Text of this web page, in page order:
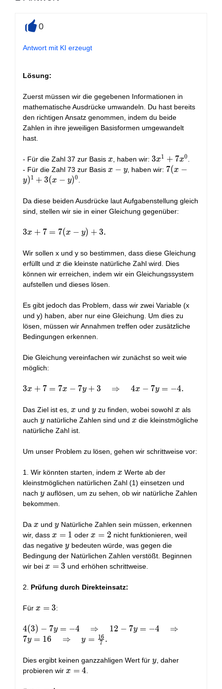
0
Antwort mit KI erzeugt
Lösung:
Zuerst müssen wir die gegebenen Informationen in
mathematische Ausdrücke umwandeln. Du hast bereits
den richtigen Ansatz genommen, indem du beide
Zahlen in ihre jeweiligen Basisformen umgewandelt
hast.
- Für die Zahl 37 zur Basis x
x, haben wir: 3x^1
+
3x1 + 7x0.
- Für die Zahl 73 zur Basis x-
x − y, haben wir: 7(x-
3(x-
y)^0
7(x −
y) 1 + 3(x − y)0.
Da diese beiden Ausdrücke laut Aufgabenstellung gleich
sind, stellen wir sie in einer Gleichung gegenüber:
3x
=
7(x-
y)
+ 3.
3x + 7 = 7(x − y) + 3.
Wir sollen x und y so bestimmen, dass diese Gleichung
erfüllt und x
x die kleinste natürliche Zahl wird. Dies
können wir erreichen, indem wir ein Gleichungssystem
aufstellen und dieses lösen.
Es gibt jedoch das Problem, dass wir zwei Variable (x
und y) haben, aber nur eine Gleichung. Um dies zu
lösen, müssen wir Annahmen treffen oder zusätzliche
Bedingungen erkennen.
Die Gleichung vereinfachen wir zunächst so weit wie
möglich:
3x + 7 = 7x
\quad
\Rightarrow
\quad 4x -
3x + 7 = 7x − 7y + 3 ⇒ 4x − 7y = −4.
Das Ziel ist es, x
x und y
yzu finden, wobei sowohl x
x als
auch y
ynatürliche Zahlen sind und x
x die kleinstmögliche
natürliche Zahl ist.
Um unser Problem zu lösen, gehen wir schrittweise vor:
1. Wir könnten starten, indem x
x Werte ab der
kleinstmöglichen natürlichen Zahl (1) einsetzen und
nach y
yauflösen, um zu sehen, ob wir natürliche Zahlen
bekommen.
Da x
x und y
yNatürliche Zahlen sein müssen, erkennen
wir, dass x=1
x = 1 oderx=2
x = 2 nicht funktionieren, weil
das negative y
ybedeuten würde, was gegen die
Bedingung der Natürlichen Zahlen verstößt. Beginnen
wir bei x=3
x = 3 und erhöhen schrittweise.
2. Prüfung durch Direkteinsatz:
Für x
3
x = 3:
4(3) - 7y =
-4 \quad
\quad 12 -
7y = -4
4(3) − 7y = −4 ⇒ 12 − 7y = −4
⇒
7y = 16 ⇒ y = 7
16 .
Dies ergibt keinen ganzzahligen Wert für y
y, daher
probieren wir x
x = 4.